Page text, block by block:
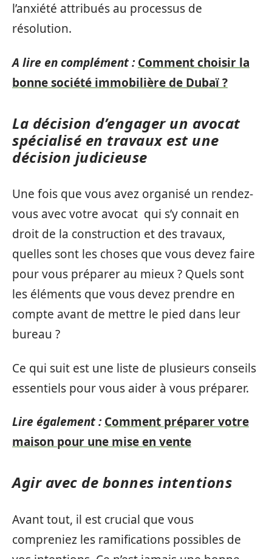
l’anxiété attribués au processus de
résolution.
A lire en complément : Comment choisir la
bonne société immobilière de Dubaï ?
La décision d’engager un avocat
spécialisé en travaux est une
décision judicieuse
Une fois que vous avez organisé un rendez-
vous avec votre avocat qui s’y connait en
droit de la construction et des travaux,
quelles sont les choses que vous devez faire
pour vous préparer au mieux ? Quels sont
les éléments que vous devez prendre en
compte avant de mettre le pied dans leur
bureau ?
Ce qui suit est une liste de plusieurs conseils
essentiels pour vous aider à vous préparer.
Lire également : Comment préparer votre
maison pour une mise en vente
Agir avec de bonnes intentions
Avant tout, il est crucial que vous
compreniez les ramifications possibles de